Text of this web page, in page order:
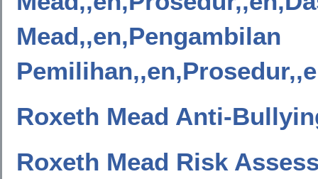
Roxeth Mead Anti-
Roxeth Mead Risk